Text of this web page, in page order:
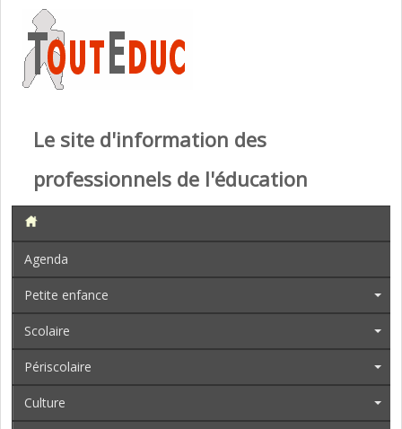
Le site d'information des
professionnels de l'éducation
Agenda
Petite enfance
Scolaire
Périscolaire
Culture